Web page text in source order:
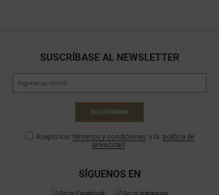
SUSCRÍBASE AL NEWSLETTER
SUSCRIBIRME
Acepto los términos y condiciones y la política de
privacidad
SÍGUENOS EN